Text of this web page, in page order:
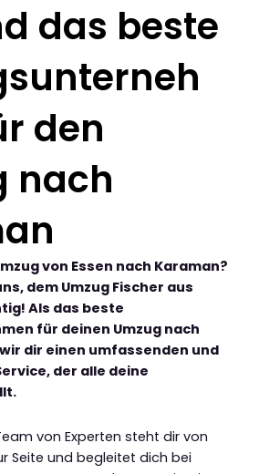
das beste
den
nach
von Essen nach Karaman?
dem Umzug Fischer aus
Als das beste
für deinen Umzug nach
dir einen umfassenden und
der alle deine
von Experten steht dir von
Seite und begleitet dich bei